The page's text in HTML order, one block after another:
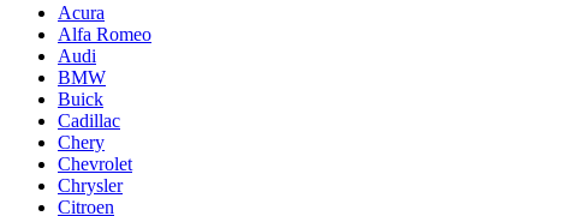
Acura
Alfa Romeo
Audi
BMW
Buick
Cadillac
Chery
Chevrolet
Chrysler
Citroen